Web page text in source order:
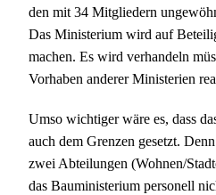
den mit 34 Mitgliedern
Das Ministerium wird auf
machen. Es wird verhandeln
Vorhaben anderer Ministerien
Umso wichtiger wäre es, dass
auch dem Grenzen gesetzt.
zwei Abteilungen (Wohnen/
das Bauministerium personell